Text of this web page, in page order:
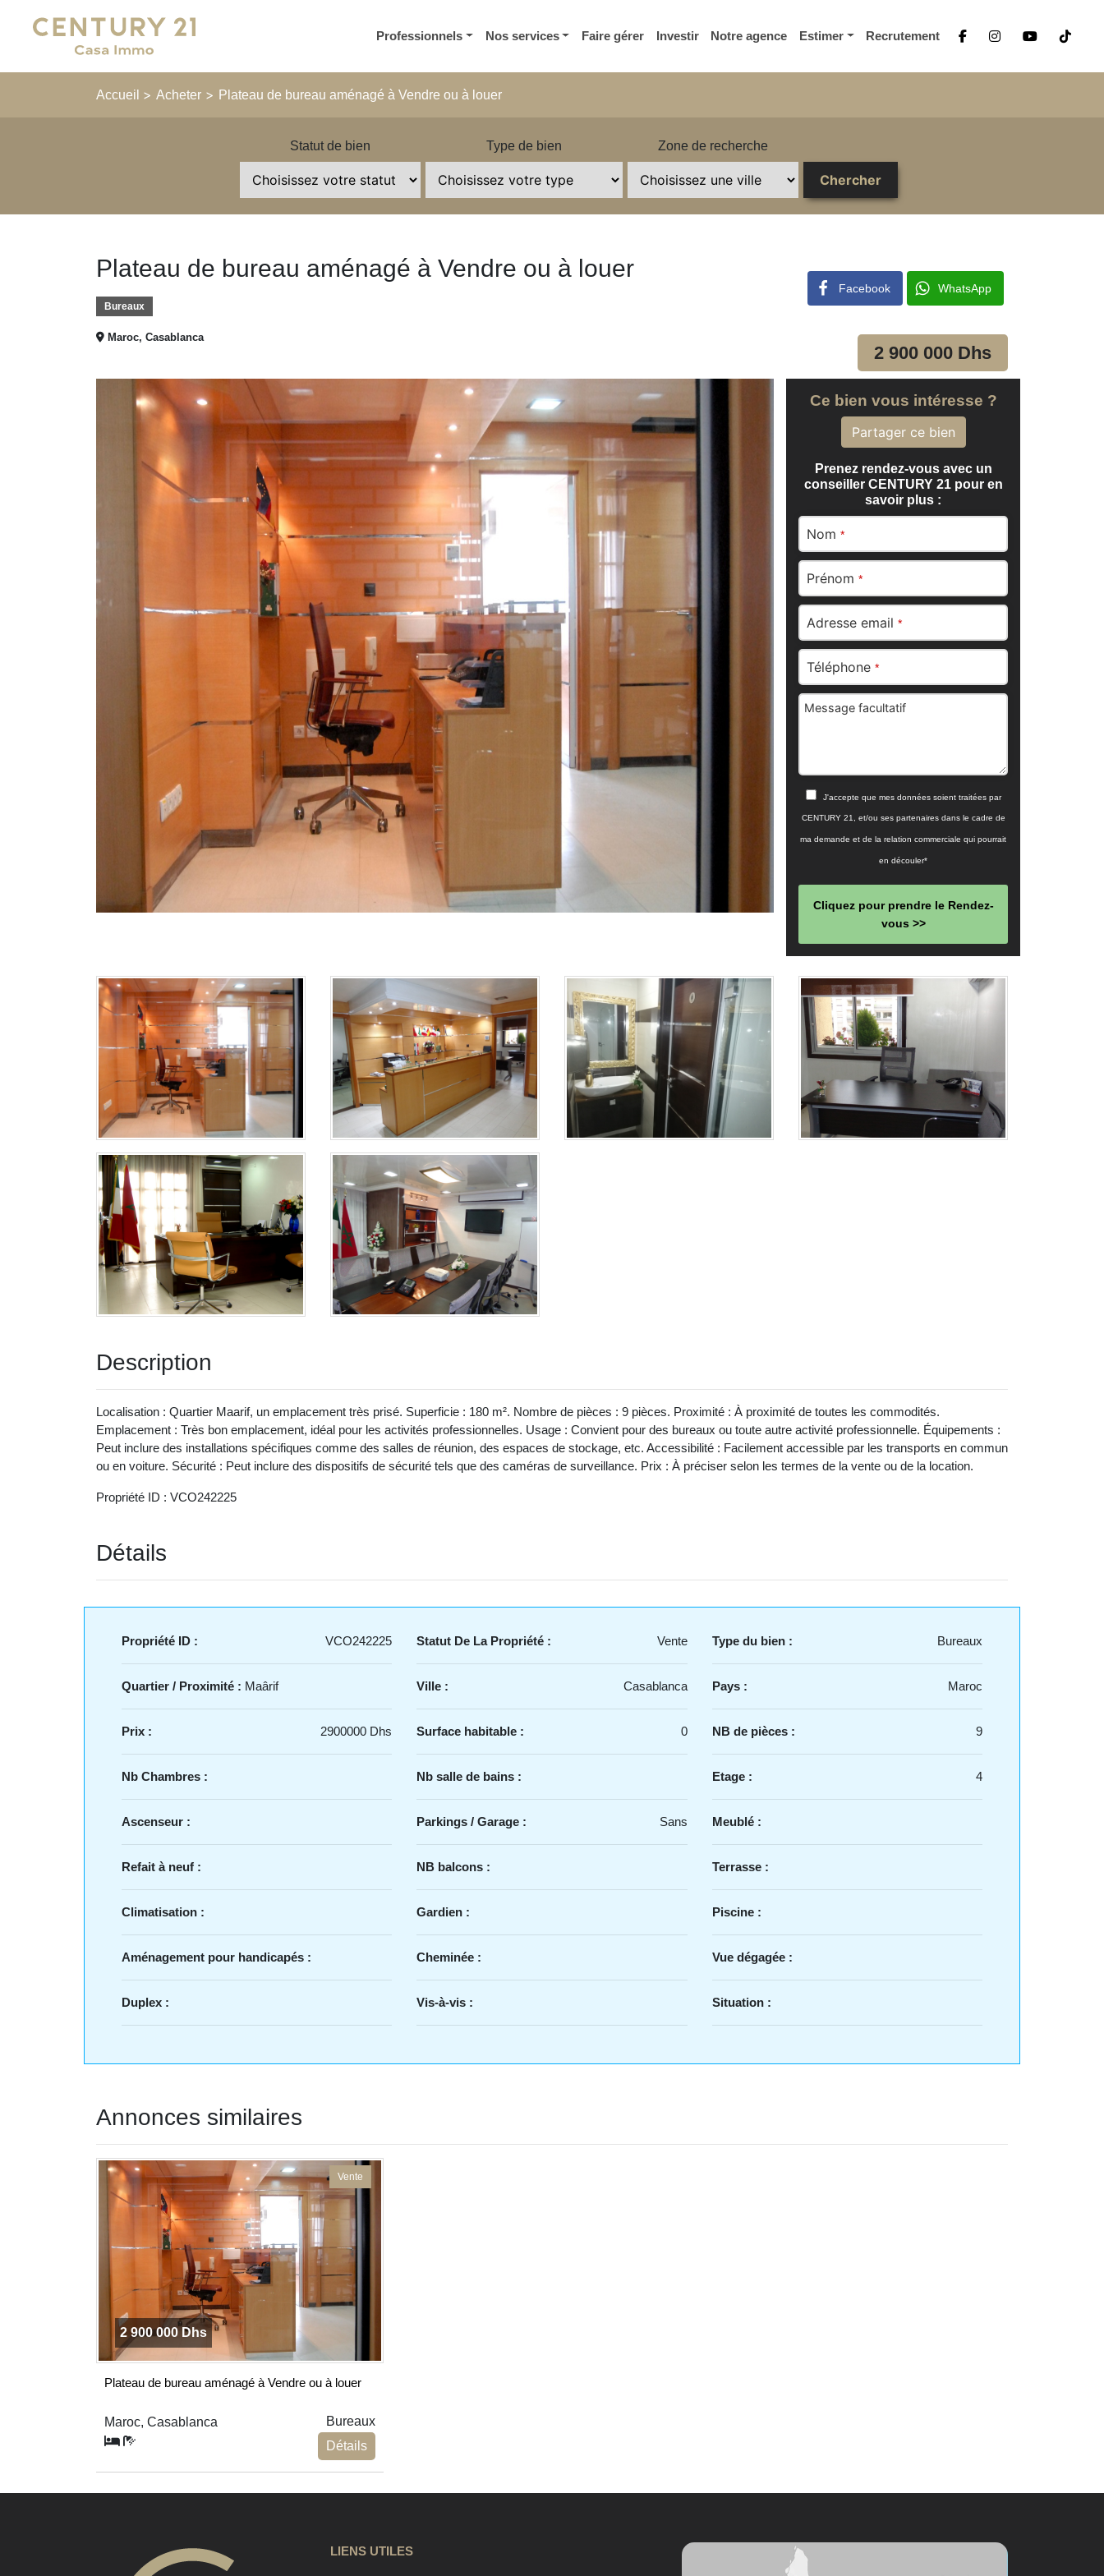
Main Navigation Professionnels Nos services Faire gérer Investir Notre agence Estimer Recrutement
Accueil > Acheter > Plateau de bureau aménagé à Vendre ou à louer
Statut de bien Type de bien Zone de recherche
Plateau de bureau aménagé à Vendre ou à louer
Bureaux
Maroc, Casablanca
Facebook WhatsApp
2 900 000 Dhs
Ce bien vous intéresse ?
Partager ce bien
Prenez rendez-vous avec un
conseiller CENTURY 21 pour en
savoir plus :
Nom *
Prénom *
Adresse email *
Téléphone *
Message facultatif
J'accepte que mes données soient traitées par
CENTURY 21, et/ou ses partenaires dans le cadre de
ma demande et de la relation commerciale qui pourrait
en découler*
Cliquez pour prendre le Rendez-
vous >>
field
should
be left
blank
Description
Localisation : Quartier Maarif, un emplacement très prisé. Superficie : 180 m². Nombre de pièces : 9 pièces. Proximité : À proximité de toutes les commodités.
Emplacement : Très bon emplacement, idéal pour les activités professionnelles. Usage : Convient pour des bureaux ou toute autre activité professionnelle. Équipements :
Peut inclure des installations spécifiques comme des salles de réunion, des espaces de stockage, etc. Accessibilité : Facilement accessible par les transports en commun
ou en voiture. Sécurité : Peut inclure des dispositifs de sécurité tels que des caméras de surveillance. Prix : À préciser selon les termes de la vente ou de la location.
Propriété ID : VCO242225
Détails
Propriété ID : VCO242225
Quartier / Proximité : Maârif
Prix : 2900000 Dhs
Nb Chambres :
Ascenseur :
Refait à neuf :
Climatisation :
Aménagement pour handicapés :
Duplex :
Statut De La Propriété : Vente
Ville : Casablanca
Surface habitable : 0
Nb salle de bains :
Parkings / Garage : Sans
NB balcons :
Gardien :
Cheminée :
Vis-à-vis :
Type du bien : Bureaux
Pays : Maroc
NB de pièces : 9
Etage : 4
Meublé :
Terrasse :
Piscine :
Vue dégagée :
Situation :
Annonces similaires
Vente
2 900 000 Dhs
Plateau de bureau aménagé à Vendre ou à louer
Maroc, Casablanca
Bureaux
Détails
LIENS UTILES